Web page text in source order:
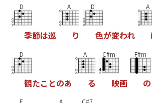
D
季節は巡
A
り
D
色が変われ
A
D
観たこ とのあ
A
る
C#m
映画
F#m
の
E A C#7